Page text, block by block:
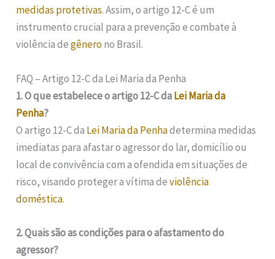
medidas protetivas. Assim, o artigo 12-C é um
instrumento crucial para a prevenção e combate à
violência degênerono Brasil.
FAQ – Artigo 12-C da Lei Maria da Penha
1. O que estabelece o artigo 12-C daLei Maria da
Penha?
O artigo 12-C da Lei Maria da Penhadetermina medidas
imediatas para afastar o agressor do lar, domicílio ou
local de convivência com a ofendida em situações de
risco, visando proteger a vítima deviolência
doméstica.
2. Quais são as condições para o afastamento do
agressor?